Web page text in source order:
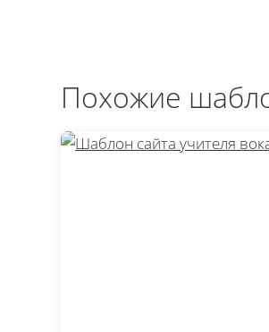
Похожие